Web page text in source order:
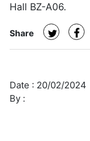
Hall BZ-A06.
Share
Date : 20/02/2024
By :